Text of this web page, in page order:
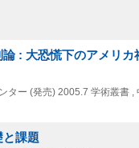
: 大恐慌下のアメリカ
ター (発売) 2005.7 学術叢書 ,
課題